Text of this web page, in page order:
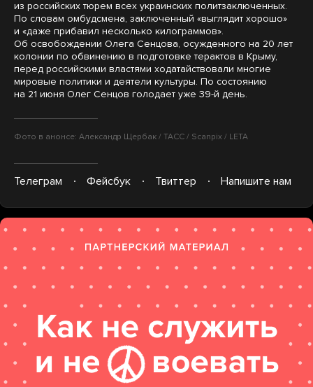
из российских тюрем всех украинских политзаключенных.
По словам омбудсмена, заключенный «выглядит хорошо»
и «даже прибавил несколько килограммов».
Об освобождении Олега Сенцова, осужденного на 20 лет
колонии по обвинению в подготовке терактов в Крыму,
перед российскими властями ходатайствовали многие
мировые политики и деятели культуры. По состоянию
на 21 июня Олег Сенцов голодает уже 39-й день.
Фото в анонсе: Александр Щербак / ТАСС / Scanpix / LETA
Телеграм Фейсбук Твиттер Напишите нам